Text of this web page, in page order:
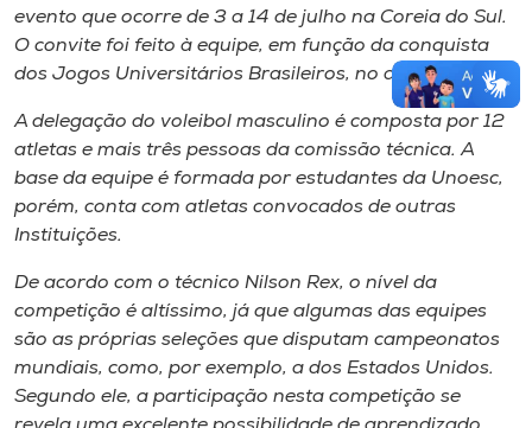
evento que ocorre de 3 a 14 de julho na Coreia do Sul.
O convite foi feito à equipe, em função da conquista
dos Jogos Universitários Brasileiros, no ano passado.
A delegação do voleibol masculino é composta por 12
atletas e mais três pessoas da comissão técnica. A
base da equipe é formada por estudantes da Unoesc,
porém, conta com atletas convocados de outras
Instituições.
De acordo com o técnico Nilson Rex, o nível da
competição é altíssimo, já que algumas das equipes
são as próprias seleções que disputam campeonatos
mundiais, como, por exemplo, a dos Estados Unidos.
Segundo ele, a participação nesta competição se